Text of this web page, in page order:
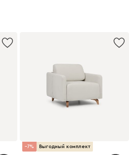
7 Выгодный комплект